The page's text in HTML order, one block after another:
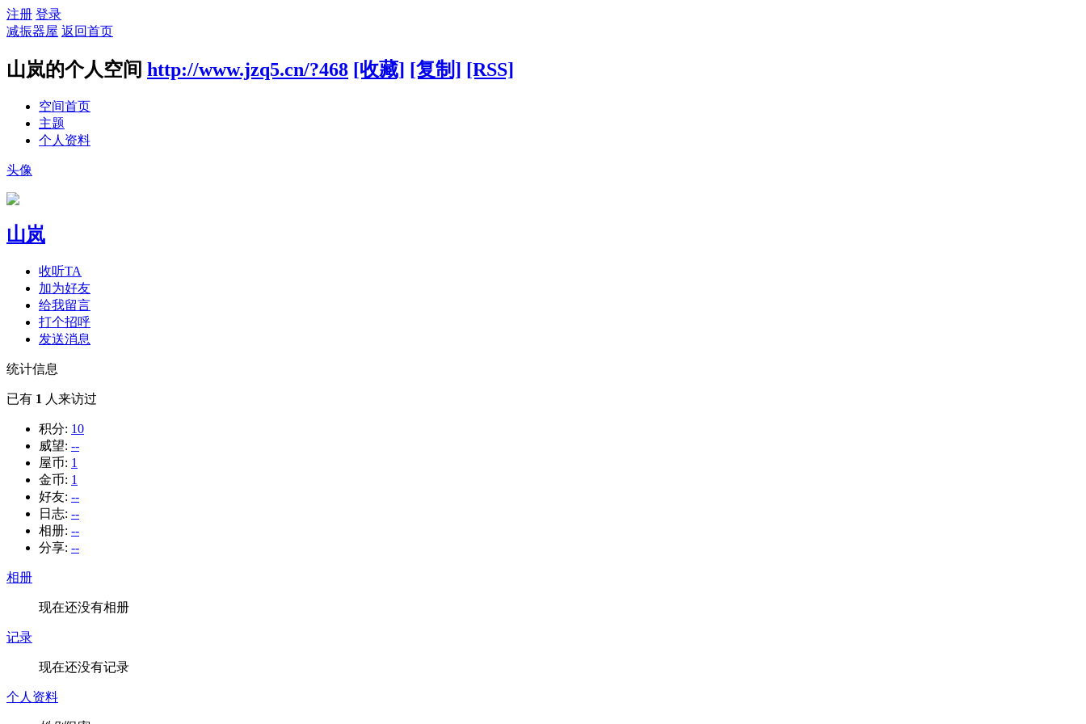
注册 登录
减振器屋 返回首页
山岚的个人空间 http://www.jzq5.cn/?468 [收藏] [复制] [RSS]
空间首页
主题
个人资料
头像
山岚
收听TA
加为好友
给我留言
打个招呼
发送消息
统计信息
已有 1 人来访过
积分: 10
威望: --
屋币: 1
金币: 1
好友: --
日志: --
相册: --
分享: --
相册
现在还没有相册
记录
现在还没有记录
个人资料